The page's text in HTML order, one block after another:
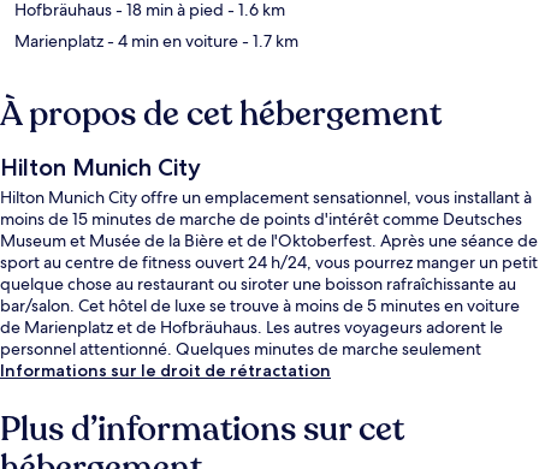
Hofbräuhaus- 18 min à pied - 1.6 km
Marienplatz- 4 min en voiture- 1.7 km
À propos de cet hébergement
Hilton Munich City
Hilton Munich City offre un emplacement sensationnel, vous installant à
moins de 15 minutes de marche de points d'intérêt comme Deutsches
Museum et Musée de la Bière et de l'Oktoberfest. Après une séance de
sport au centre de fitness ouvert 24 h/24, vous pourrez manger un petit
quelque chose au restaurant ou siroter une boisson rafraîchissante au
bar/salon. Cet hôtel de luxe se trouve à moins de 5 minutes en voiture
de Marienplatz et de Hofbräuhaus. Les autres voyageurs adorent le
personnel attentionné. Quelques minutes de marche seulement
séparent l'hébergement des transports publics : Station S-Bahn
tramway Am Gasteig se situe à 6 min à pied.
Informations sur le droit de rétractation
Plus d’informations sur cet